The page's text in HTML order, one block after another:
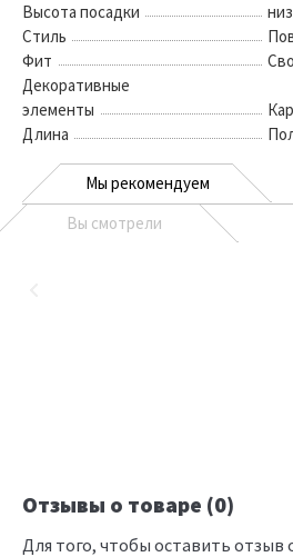
Высота посадки
Стиль
Фит
Декоративные
элементы
Длина
Мы рекомендуем
Вы смотрели
Отзывы о товаре (0)
Для того, чтобы оставить отзыв